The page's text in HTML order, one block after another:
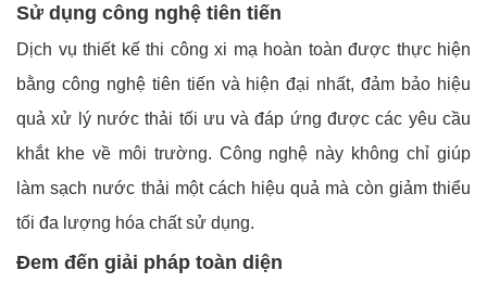
Sử dụng công nghệ tiên tiến
Dịch vụ thiết kế thi công xi mạ hoàn toàn được thực hiện
bằng công nghệ tiên tiến và hiện đại nhất, đảm bảo hiệu
quả xử lý nước thải tối ưu và đáp ứng được các yêu cầu
khắt khe về môi trường. Công nghệ này không chỉ giúp
làm sạch nước thải một cách hiệu quả mà còn giảm thiểu
tối đa lượng hóa chất sử dụng.
Đem đến giải pháp toàn diện